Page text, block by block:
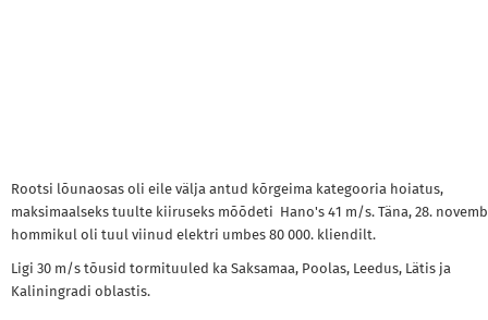
Rootsi lõunaosas oli eile välja antud kõrgeima kategooria hoiatus,
maksimaalseks tuulte kiiruseks mõõdeti Hano's 41 m/s. Täna, 28.
hommikul oli tuul viinud elektri umbes 80 000. kliendilt.
Ligi 30 m/s tõusid tormituuled ka Saksamaa, Poolas, Leedus, Lätis ja
Kaliningradi oblastis.